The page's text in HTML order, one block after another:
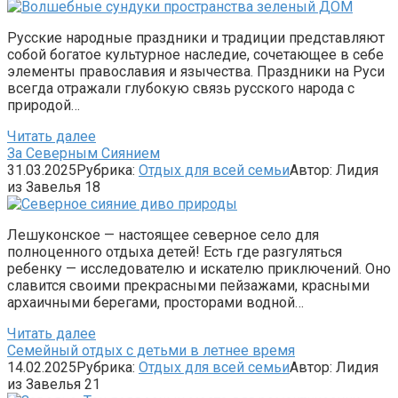
Русские народные праздники и традиции представляют
собой богатое культурное наследие, сочетающее в себе
элементы православия и язычества. Праздники на Руси
всегда отражали глубокую связь русского народа с
природой…
Читать далее
За Северным Сиянием
31.03.2025Рубрика: Отдых для всей семьиАвтор: Лидия
из Завелья 18
Лешуконское — настоящее северное село для
полноценного отдыха детей! Есть где разгуляться
ребенку — исследователю и искателю приключений. Оно
славится своими прекрасными пейзажами, красными
архаичными берегами, просторами водной…
Читать далее
Семейный отдых с детьми в летнее время
14.02.2025Рубрика: Отдых для всей семьиАвтор: Лидия
из Завелья 21